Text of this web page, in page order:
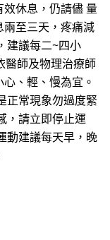
效休息，仍請儘 量
至三天，疼痛減
建議每二~四小
醫師及物理治療師
、輕、慢為宜。
正常現象勿過度緊
，請立即停止運
動建議每天早，晚